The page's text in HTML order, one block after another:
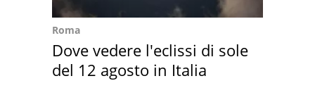
Roma
Dove vedere l'eclissi di sole
del 12 agosto in Italia